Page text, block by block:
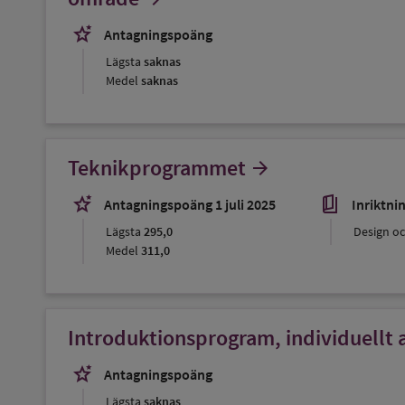
stars_2
Antagningspoäng
Lägsta saknas
Medel saknas
Teknikprogrammet arrow_forward
stars_2
Antagningspoäng 1 juli 2025
Lägsta 295,0
Medel 311,0
book_5
Design
Introduktionsprogram,
stars_2
Antagningspoäng
Lägsta saknas